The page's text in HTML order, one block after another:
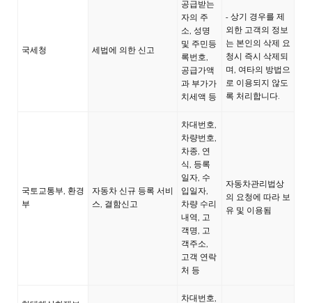
- 상기 경우를 제
외한 고객의 정보
는 본인의 삭제 요
청시 즉시 삭제되
며, 여타의 방법으
로 이용되지 않도
록 처리합니다.
국세청 세법에 의한 신고
공급받는
자의 주
소, 성명
및 주민등
록번호,
공급가액
과 부가가
치세액 등
국토교통부, 환경
부
자동차 신규 등록 서비
스, 결함신고
차대번호,
차량번호,
차종, 연
식, 등록
일자, 수
입일자,
차량 수리
내역, 고
객명, 고
객주소,
고객 연락
처 등
자동차관리법상
의 요청에 따라 보
유 및 이용됨
차대번호,